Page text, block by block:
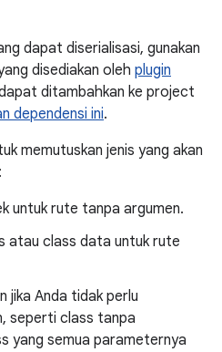
dapat diserialisasi, gunakan
disediakan oleh plugin
dapat ditambahkan ke project
dependensi ini.
memutuskan jenis yang akan
untuk rute tanpa argumen.
atau class data untuk rute
jika Anda tidak perlu
seperti class tanpa
yang semua parameternya